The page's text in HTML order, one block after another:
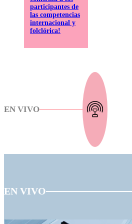
participantes de
las competencias
internacional y
folclórica!
EN VIVO
EN VIVO